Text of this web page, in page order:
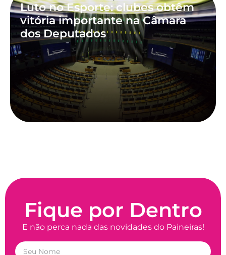
Luto no Esporte: clubes obtêm
vitória importante na Câmara
dos Deputados
Fique por Dentro
E não perca nada das novidades do Paineiras!